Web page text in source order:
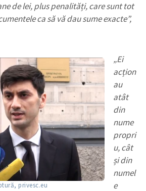
de lei, plus penalități, care sunt tot
ca să vă dau sume exacte”,
privesc.eu
„Ei
acțion
au
atât
din
nume
propri
u, cât
și din
numel
e